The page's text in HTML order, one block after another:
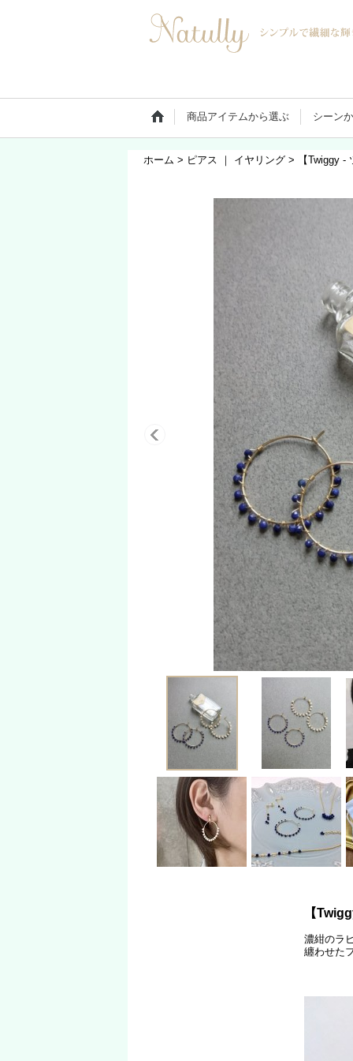
商品アイテムから選ぶ シーン
ホーム > ピアス ｜ イヤリング > 【Twiggy
【
濃紺のラ
纏わせた